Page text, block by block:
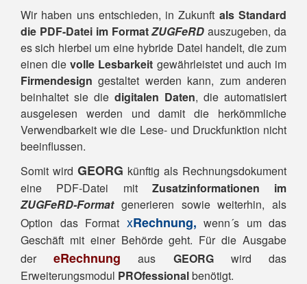
Wir haben uns entschieden, in Zukunft als Standard
die PDF-Datei im FormatZUGFeRD auszugeben, da
es sich hierbei um eine hybride Datei handelt, die zum
einen dievolle Lesbarkeit gewährleistet und auch im
Firmendesign gestaltet werden kann, zum anderen
beinhaltet sie die digitalen Daten, die automatisiert
ausgelesen werden und damit die herkömmliche
Verwendbarkeit wie die Lese- und Druckfunktion nicht
beeinflussen.
Somit wird GEORG künftig als Rechnungsdokument
eine PDF-Datei mit Zusatzinformationen im
ZUGFeRD-Formatgenerieren sowie weiterhin, als
Option das Format xRechnung, wenn´s um das
Geschäft mit einer Behörde geht. Für die Ausgabe
dereRechnung aus GEORGwird das
Erweiterungsmodul PROfessionalbenötigt.